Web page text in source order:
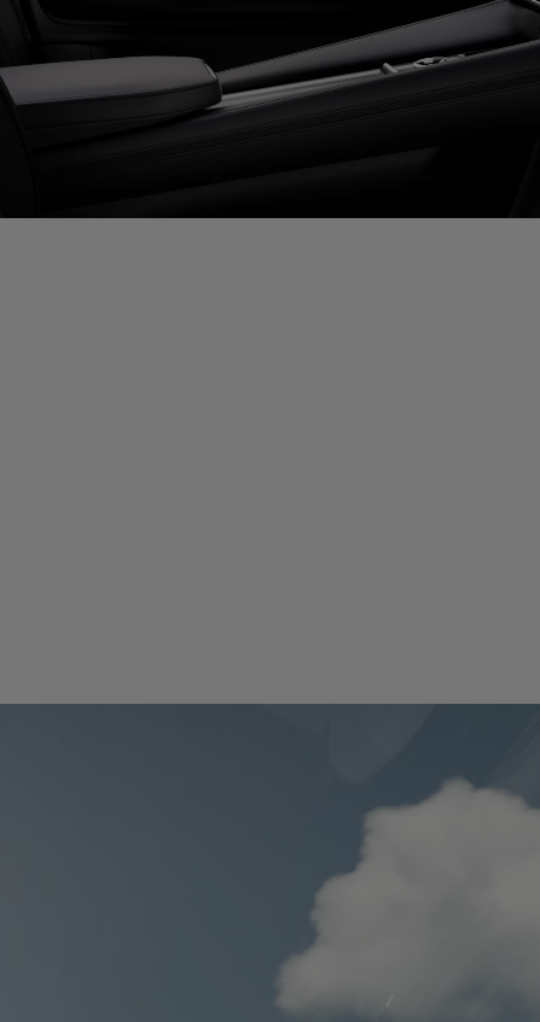
et de ventilation en option sont disponibles en tant que mises à
Chauffage des sièges avant de série et profils intuitifs du